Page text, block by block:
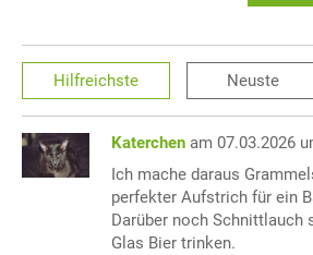
Hilfreichste Neuste
Katerchen am 07.03.2026
Ich mache daraus
perfekter Aufstrich für ein
Darüber noch Schnittlauch
Glas Bier trinken.